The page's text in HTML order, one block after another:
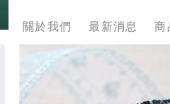
關於我們 最新消息 商